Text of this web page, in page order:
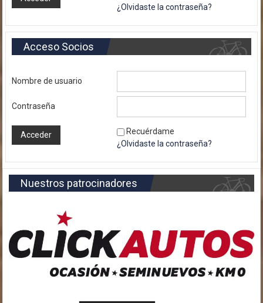
¿Olvidaste la contraseña?
Acceso Socios
Nombre de usuario
Contraseña
Recuérdame
¿Olvidaste la contraseña?
Nuestros patrocinadores